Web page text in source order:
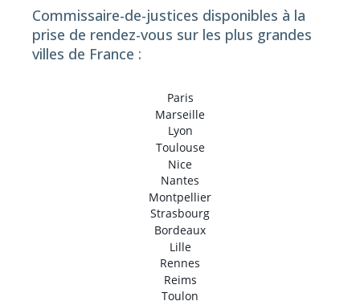
Commissaire-de-justices disponibles à la
prise de rendez-vous sur les plus grandes
villes de France :
Paris
Marseille
Lyon
Toulouse
Nice
Nantes
Montpellier
Strasbourg
Bordeaux
Lille
Rennes
Reims
Toulon